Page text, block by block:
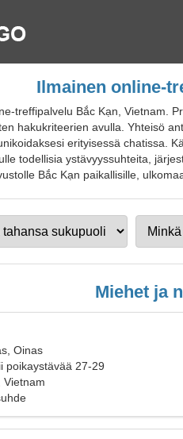
Ilmainen online-
treffipalvelu Bắc Kạn, Vietnam.
hakukriteerien avulla. Yhteisö
erityisessä chatissa.
todellisia ystävyyssuhteita,
Bắc Kạn paikallisille,
Miehet ja
Oinas
poikaystävää 27-29
Vietnam